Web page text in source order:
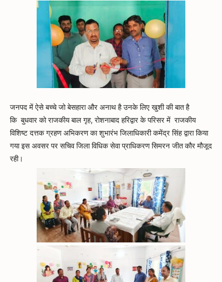
जनपद में ऐसे बच्चे जो बेसहारा और अनाथ है उनके लिए खुशी की बात है
कि बुधवार को राजकीय बाल गृह, रोशनाबाद हरिद्वार के परिसर में राजकीय
विशिष्ट दत्तक ग्रहण अभिकरण का शुभारंभ जिलाधिकारी कमेंद्र सिंह द्वारा किया
गया इस अवसर पर सचिव जिला विधिक सेवा प्राधिकरण सिमरन जीत कौर मौजूद
रही।